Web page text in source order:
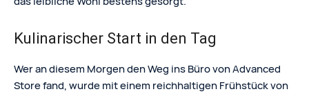
Kulinarischer Start in den Tag
Wer an diesem Morgen den Weg ins Büro von Advanced
Store fand, wurde mit einem reichhaltigen Frühstück von